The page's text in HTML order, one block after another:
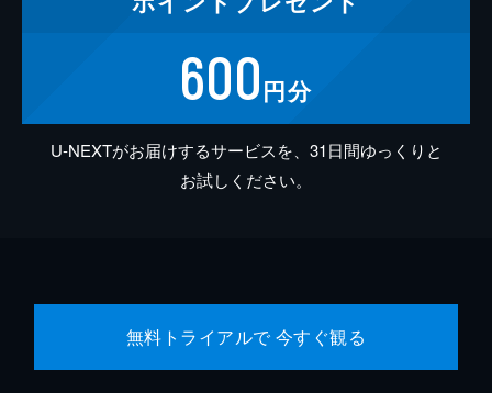
600円分
U-NEXTがお届けするサービスを、31日間ゆっくりと
お試しください。
無料トライアルで 今すぐ観る